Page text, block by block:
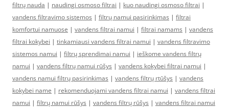
filtrų nauda | naudingi osmoso filtrai | kuo naudingi osmoso filtrai |
vandens filtravimo sistemos | filtrų namui pasirinkimas | filtrai
komfortui namuose | vandens filtrai namui | filtrai namams | vandens
filtrai kokybei | tinkamiausi vandens filtrai namui | vandens filtravimo
sistemos namui | filtrų sprendimai namui | ieškome vandens filtrų
namui | vandens filtrų namui rūšys | vandens kokybei filtrai namui |
vandens namui filtrų pasirinkimas | vandens filtrų rtūšys | vandens
kokybei name | rekomenduojami vandens filtrai namui | vandens filtrai
namui | filtrų namui rūšys | vandens filtrų rūšys | vandens filtrai namui